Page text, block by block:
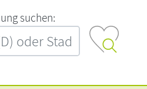
‍s‍u‍c‍h‍e‍n‍:‍